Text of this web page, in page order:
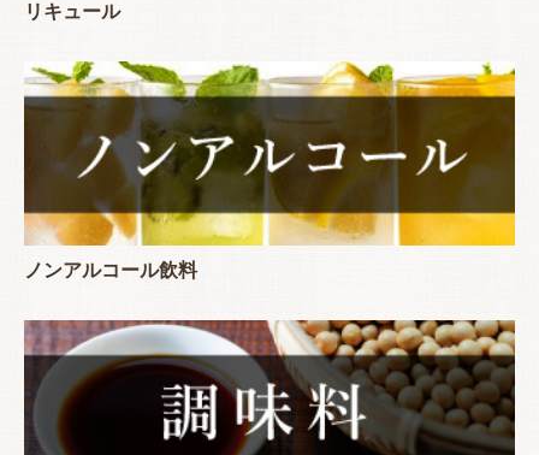
リキュール
ノンアルコール飲料